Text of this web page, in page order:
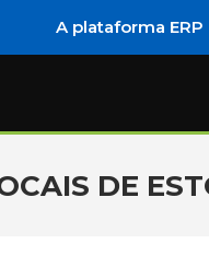
A plataforma
DE